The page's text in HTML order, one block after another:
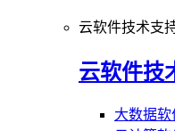
云软件技术支
云软件技
大数据